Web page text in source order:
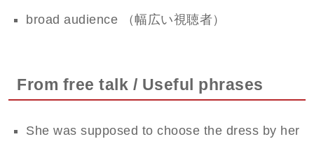
broad audience （幅広い視聴者）
From free talk / Useful phrases
She was supposed to choose the dress by her